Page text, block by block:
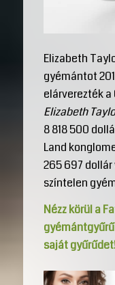
Elizabeth
gyémántot
elárverezték
Elizabeth
8 818 500
Land
265 697
színtelen
Nézz körül a
saját